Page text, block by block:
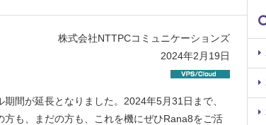
株式会社NTTPCコミュニケーションズ
2024年2月19日
間が延長となりました。2024年5月31日まで、
も、まだの方も、これを機にぜひRana8をご活